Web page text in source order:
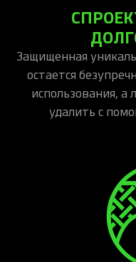
Защищенная
остается
использования,
удалить с